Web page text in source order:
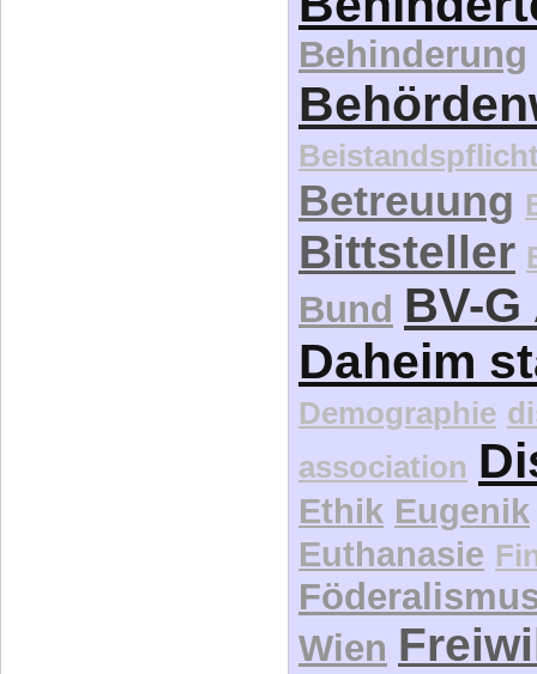
Behinderung
Betreuung
Bittsteller
Bund BV-
Daheim
Demographie
association
Ethik Eugenik
Euthanasie
Wien